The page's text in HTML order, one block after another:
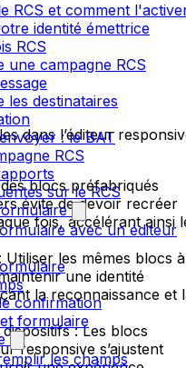
RCS et comment
identité émettrice
RCS
une campagne RCS
les destinataires
: le BAT
RCS
sur le RCS
avec un éditeur
confirmation
formulaire
les champs
dans l’éditeur
blocs préfabriqués
évite de devoir recréer
fois, accélérant ainsi
les mêmes blocs à
une identité
la reconnaissance et
: Les blocs
responsive s’ajustent